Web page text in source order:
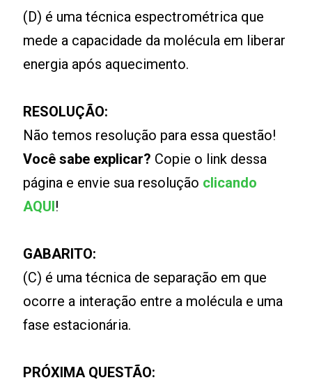
(D) é uma técnica espectrométrica que
mede a capacidade da molécula em liberar
energia após aquecimento.
RESOLUÇÃO:
Não temos resolução para essa questão!
Você sabe explicar? Copie o link dessa
página e envie sua resolução clicando
AQUI!
GABARITO:
(C) é uma técnica de separação em que
ocorre a interação entre a molécula e uma
fase estacionária.
PRÓXIMA QUESTÃO: